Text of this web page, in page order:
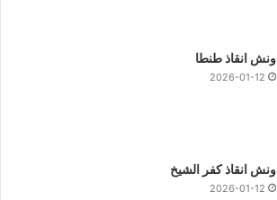
ونش انقاذ طنطا
2026-01-12
ونش انقاذ كفر الشيخ
2026-01-12